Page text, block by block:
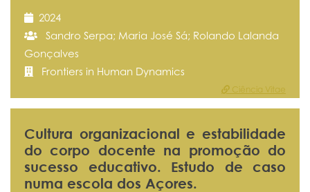
2024
Sandro Serpa; Maria José Sá; Rolando Lalanda
Gonçalves
Frontiers in Human Dynamics
Ciência Vitae
Cultura organizacional e estabilidade
do corpo docente na promoção do
sucesso educativo. Estudo de caso
numa escola dos Açores.